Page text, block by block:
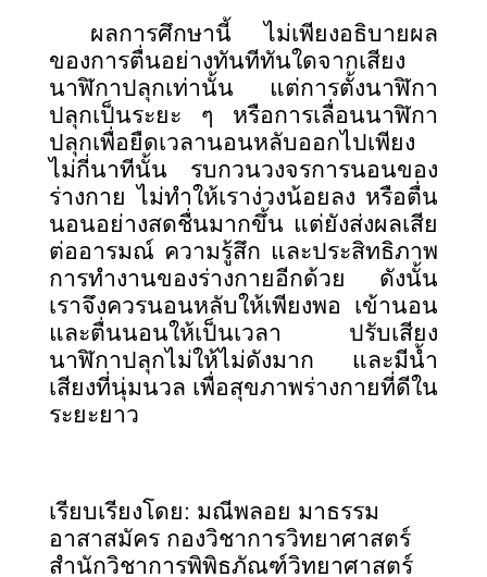
ผลการศึกษานี้ ไม่เพียงอธิบายผล
ของการตื่นอย่างทันทีทันใดจากเสียง
นาฬิกาปลุกเท่านั้น แต่การตั้งนาฬิกา
ปลุกเป็นระยะ ๆ หรือการเลื่อนนาฬิกา
ปลุกเพื่อยืดเวลานอนหลับออกไปเพียง
ไม่กี่นาทีนั้น รบกวนวงจรการนอนของ
ร่างกาย ไม่ทำให้เราง่วงน้อยลง หรือตื่น
นอนอย่างสดชื่นมากขึ้น แต่ยังส่งผลเสีย
ต่ออารมณ์ ความรู้สึก และประสิทธิภาพ
การทำงานของร่างกายอีกด้วย ดังนั้น
เราจึงควรนอนหลับให้เพียงพอ เข้านอน
และตื่นนอนให้เป็นเวลา ปรับเสียง
นาฬิกาปลุกไม่ให้ไม่ดังมาก และมีน้ำ
เสียงที่นุ่มนวล เพื่อสุขภาพร่างกายที่ดีใน
ระยะยาว
เรียบเรียงโดย: มณีพลอย มาธรรม
อาสาสมัคร กองวิชาการวิทยาศาสตร์
สำนักวิชาการพิพิธภัณฑ์วิทยาศาสตร์